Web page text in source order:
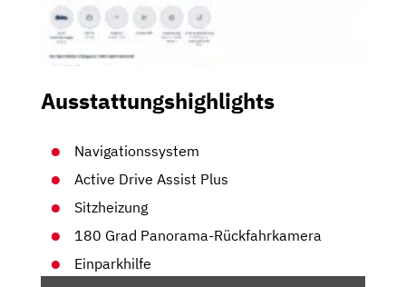
Ausstattungshighlights
Navigationssystem
Active Drive Assist Plus
Sitzheizung
180 Grad Panorama-Rückfahrkamera
Einparkhilfe